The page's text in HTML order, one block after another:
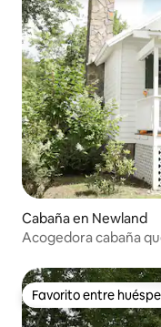
Cabaña en Newland
Acogedora cabaña
Favorito entre
Favorito entre